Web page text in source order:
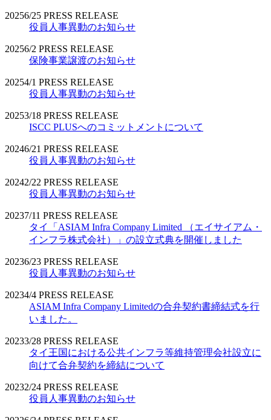
20256/25 PRESS RELEASE
役員人事異動のお知らせ
20256/2 PRESS RELEASE
保険事業譲渡のお知らせ
20254/1 PRESS RELEASE
役員人事異動のお知らせ
20253/18 PRESS RELEASE
ISCC PLUSへのコミットメントについて
20246/21 PRESS RELEASE
役員人事異動のお知らせ
20242/22 PRESS RELEASE
役員人事異動のお知らせ
20237/11 PRESS RELEASE
タイ「ASIAM Infra Company Limited （エイサイアム・
インフラ株式会社）」の設立式典を開催しました
20236/23 PRESS RELEASE
役員人事異動のお知らせ
20234/4 PRESS RELEASE
ASIAM Infra Company Limitedの合弁契約書締結式を行
いました。
20233/28 PRESS RELEASE
タイ王国における公共インフラ等維持管理会社設立に
向けて合弁契約を締結について
20232/24 PRESS RELEASE
役員人事異動のお知らせ